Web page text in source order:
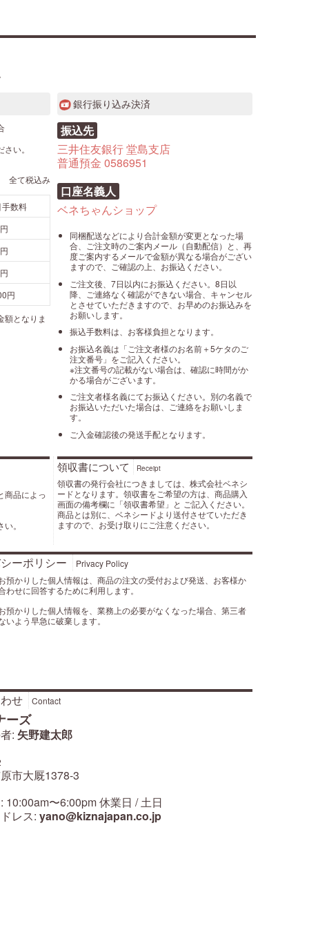
い。
全て税込み
数料
円
額となりま
銀行振り込み決済
振込先
三井住友銀行 堂島支店
普通預金 0586951
口座名義人
ベネちゃんショップ
同梱配送などにより合計金額が変更となった場
合、ご注文時のご案内メール（自動配信）と、再
度ご案内するメールで金額が異なる場合がござい
ますので、ご確認の上、お振込ください。
ご注文後、7日以内にお振込ください。8日以
降、ご連絡なく確認ができない場合、キャンセル
とさせていただきますので、お早めのお振込みを
お願いします。
振込手数料は、お客様負担となります。
お振込名義は「ご注文者様のお名前＋5ケタのご
注文番号」をご記入ください。
※注文番号の記載がない場合は、確認に時間がか
かる場合がございます。
ご注文者様名義にてお振込ください。別の名義で
お振込いただいた場合は、ご連絡をお願いしま
す。
ご入金確認後の発送手配となります。
商品によっ
。
領収書について Receipt
領収書の発行会社につきましては、株式会社ベネシ
ードとなります。領収書をご希望の方は、商品購入
画面の備考欄に「領収書希望」と ご記入ください。
商品とは別に、ベネシードより送付させていただき
ますので、お受け取りにご注意ください。
ーポリシー
Privacy Policy
預かりした個人情報は、商品の注文の受付および発送、お客様か
わせに回答するために利用します。
預かりした個人情報を、業務上の必要がなくなった場合、第三者
いよう早急に破棄します。
せ Contact
ーズ
: 矢野建太郎
市大厩1378-3
10:00am〜6:00pm 休業日 / 土日
レス: yano@kiznajapan.co.jp